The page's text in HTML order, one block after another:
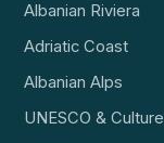
Albanian Riviera
Adriatic Coast
Albanian Alps
UNESCO & Culture